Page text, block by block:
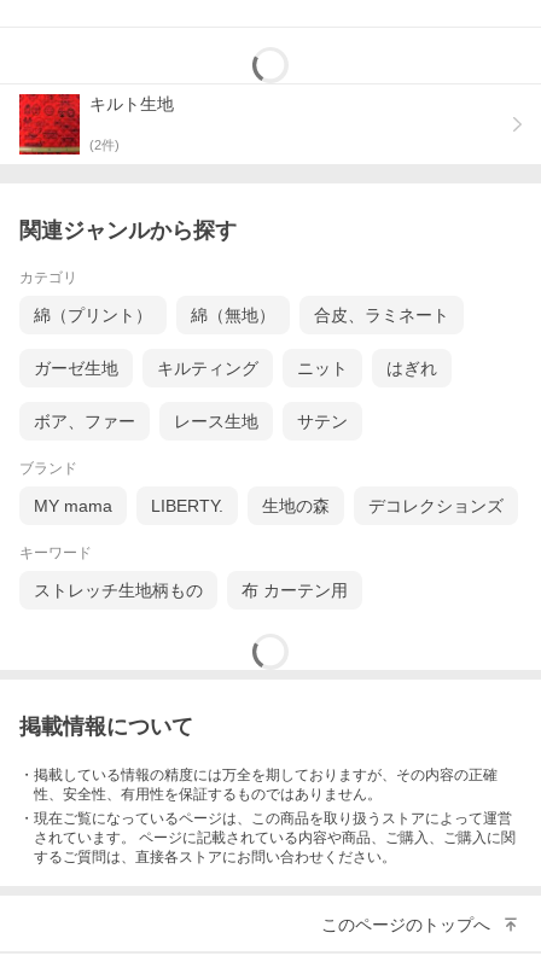
キルト生地
(2件)
関連ジャンルから探す
カテゴリ
綿（プリント） 綿（無地） 合皮、ラミネート
ガーゼ生地 キルティング ニット はぎれ
ボア、ファー レース生地 サテン
ブランド
MY mama LIBERTY. 生地の森 デコレクションズ
キーワード
ストレッチ生地柄もの 布 カーテン用
掲載情報について
・掲載している情報の精度には万全を期しておりますが、その内容の正確
性、安全性、有用性を保証するものではありません。
・現在ご覧になっているページは、この商品を取り扱うストアによって運営
されています。 ページに記載されている内容や商品、ご購入 、ご購入に関
するご質問は、直接各ストアにお問い合わせください。
このページのトップへ